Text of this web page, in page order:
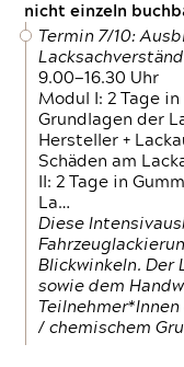
nicht einzeln
Termin 7/10:
9.00—16.30 Uhr
Modul I: 2 Tage
Grundlagen der
Hersteller +
Schäden am
II: 2 Tage in
La…
Diese
Blickwinkeln. Der
sowie dem
/ chemischem